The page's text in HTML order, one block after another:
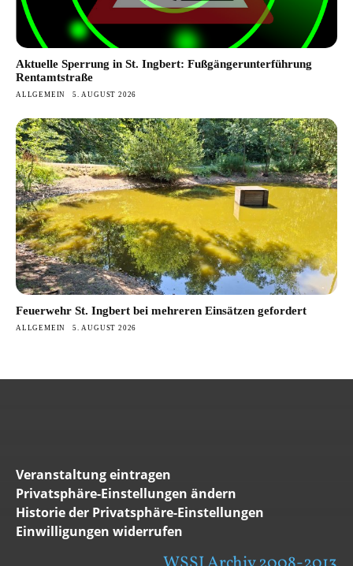
Aktuelle Sperrung in St. Ingbert: Fußgängerunterführung
Rentamtstraße
ALLGEMEIN 5. AUGUST 2026
Feuerwehr St. Ingbert bei mehreren Einsätzen gefordert
ALLGEMEIN 5. AUGUST 2026
Veranstaltung eintragen
Privatsphäre-Einstellungen ändern
Historie der Privatsphäre-Einstellungen
Einwilligungen widerrufen